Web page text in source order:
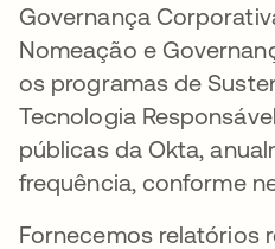
Governança
Nomeação e
os programas de
Tecnologia
públicas da Okta,
frequência, conforme
Fornecemos relatórios